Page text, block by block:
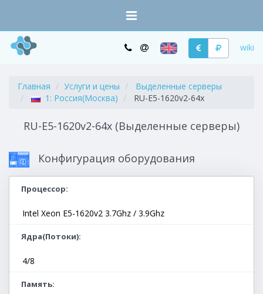
wiki
Главная Услуги и цены
Выделенные серверы
1: Россия(Москва)
RU-E5-1620v2-64x
RU-E5-1620v2-64x (Выделенные серверы)
Конфигурация оборудования
Процессор
Intel Xeon E5-1620v2 3.7Ghz / 3.9Ghz
Ядра(Потоки)
4/8
Память